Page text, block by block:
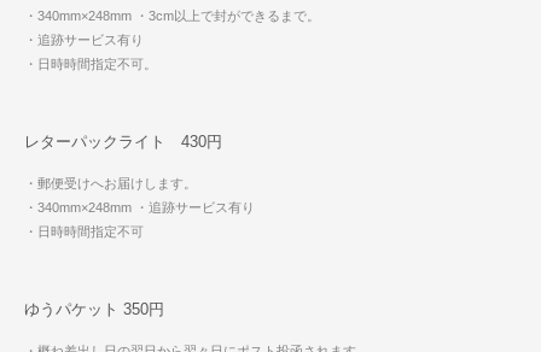
・340mm×248mm ・3cm以上で封ができるまで。
・追跡サービス有り
・日時時間指定不可。
レターパックライト 430円
・郵便受けへお届けします。
・340mm×248mm ・追跡サービス有り
・日時時間指定不可
ゆうパケット 350円